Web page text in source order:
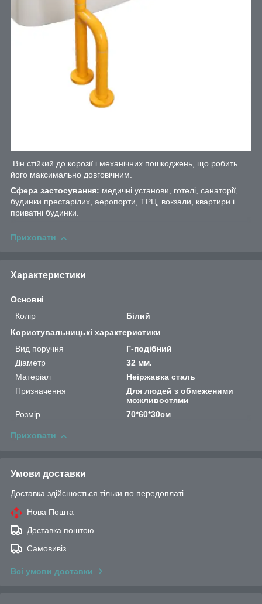
Він стійкий до корозії і механічних пошкоджень, що робить
його максимально довговічним.
Сфера застосування: медичні установи, готелі, санаторії,
будинки престарілих, аеропорти, ТРЦ, вокзали, квартири і
приватні будинки.
Приховати
Характеристики
Основні
Колір
Білий
Користувальницькі характеристики
Вид поручня
Г-подібний
Діаметр
32 мм.
Матеріал
Неіржавка сталь
Призначення
Для людей з обмеженими
можливостями
Розмір
70*60*30см
Приховати
Умови доставки
Доставка здійснюється тільки по передоплаті.
Нова Пошта
Доставка поштою
Самовивіз
Всі умови доставки